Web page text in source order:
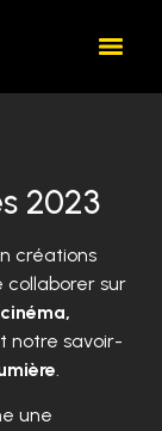
2023
créations
collaborer sur
notre savoir-
.
une